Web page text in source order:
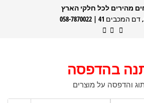
מהירים לכל חלקי הארץ
41 | 058-7870022
בהדפסה
והדפסה על מוצרים